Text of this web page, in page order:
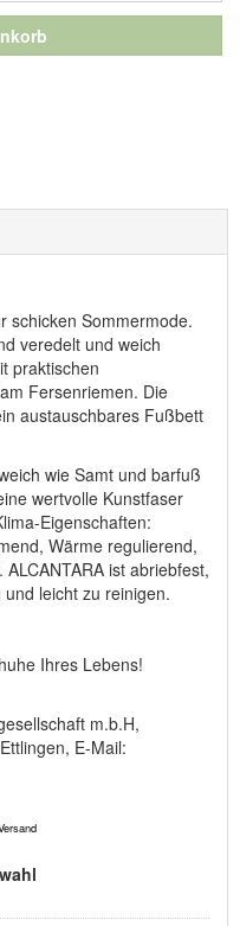
schicken Sommermode.
veredelt und weich
praktischen
Fersenriemen. Die
austauschbares Fußbett
wie Samt und barfuß
wertvolle Kunstfaser
Eigenschaften:
Wärme regulierend,
ist abriebfest,
leicht zu reinigen.
Ihres Lebens!
m.b.H,
E-Mail: